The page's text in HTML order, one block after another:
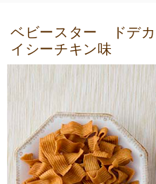
ベビースター ドデ
イシーチキン味